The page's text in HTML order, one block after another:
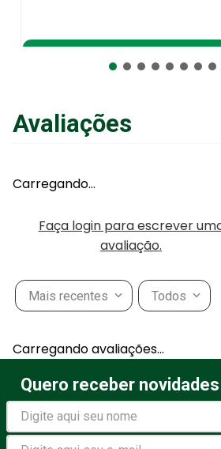
Avaliações
Carregando…
Faça login para escrever
avaliação.
Mais recentes Todos
Carregando avaliações…
Quero receber